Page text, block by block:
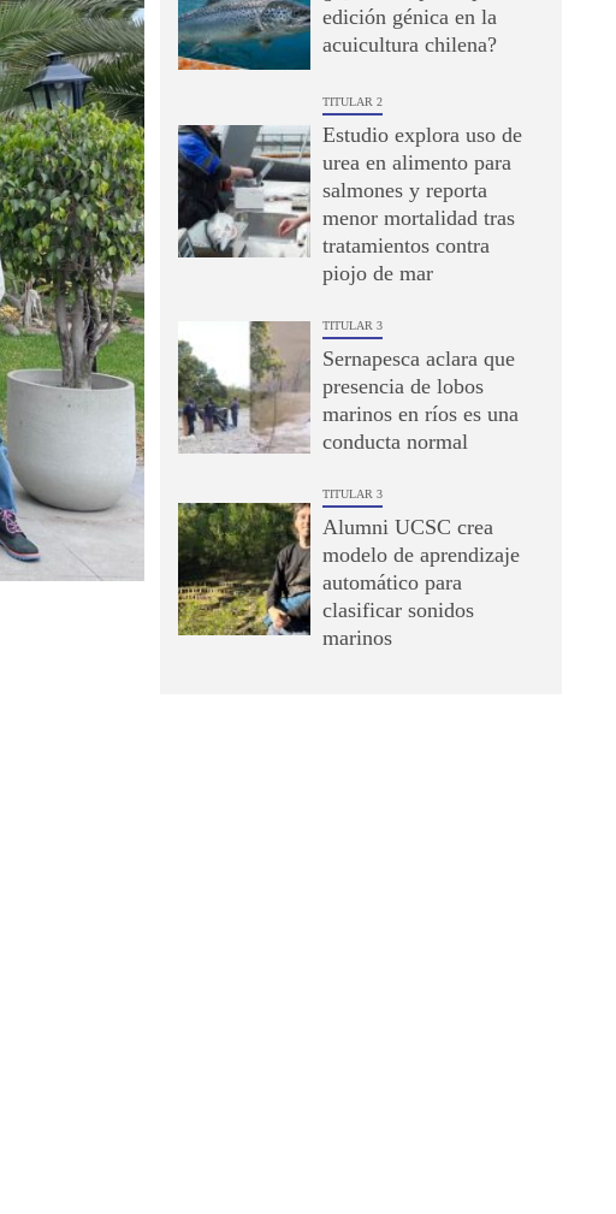
edición génica en la
acuicultura chilena?
TITULAR 2
Estudio explora uso de
urea en alimento para
salmones y reporta
menor mortalidad tras
tratamientos contra
piojo de mar
TITULAR 3
Sernapesca aclara que
presencia de lobos
marinos en ríos es una
conducta normal
TITULAR 3
Alumni UCSC crea
modelo de aprendizaje
automático para
clasificar sonidos
marinos